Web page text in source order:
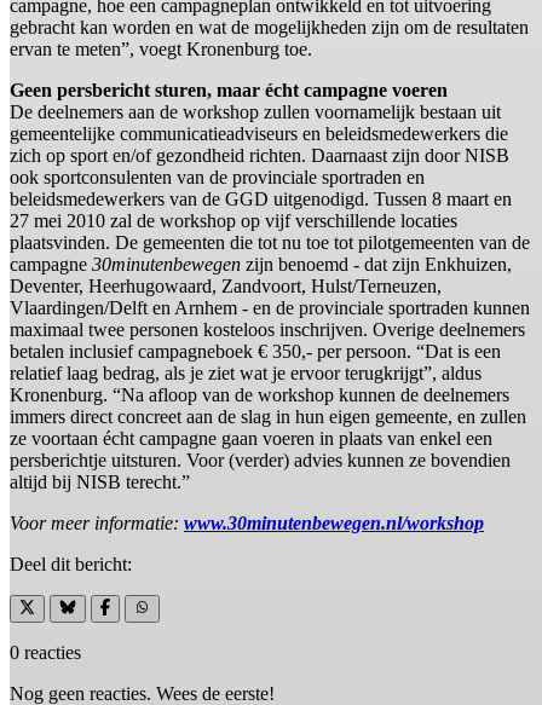
campagne, hoe een campagneplan ontwikkeld en tot uitvoering
gebracht kan worden en wat de mogelijkheden zijn om de resultaten
ervan te meten”, voegt Kronenburg toe.
Geen persbericht sturen, maar écht campagne voeren
De deelnemers aan de workshop zullen voornamelijk bestaan uit
gemeentelijke communicatieadviseurs en beleidsmedewerkers die
zich op sport en/of gezondheid richten. Daarnaast zijn door NISB
ook sportconsulenten van de provinciale sportraden en
beleidsmedewerkers van de GGD uitgenodigd. Tussen 8 maart en
27 mei 2010 zal de workshop op vijf verschillende locaties
plaatsvinden. De gemeenten die tot nu toe tot pilotgemeenten van de
campagne 30minutenbewegen zijn benoemd - dat zijn Enkhuizen,
Deventer, Heerhugowaard, Zandvoort, Hulst/Terneuzen,
Vlaardingen/Delft en Arnhem - en de provinciale sportraden kunnen
maximaal twee personen kosteloos inschrijven. Overige deelnemers
betalen inclusief campagneboek € 350,- per persoon. “Dat is een
relatief laag bedrag, als je ziet wat je ervoor terugkrijgt”, aldus
Kronenburg. “Na afloop van de workshop kunnen de deelnemers
immers direct concreet aan de slag in hun eigen gemeente, en zullen
ze voortaan écht campagne gaan voeren in plaats van enkel een
persberichtje uitsturen. Voor (verder) advies kunnen ze bovendien
altijd bij NISB terecht.”
Voor meer informatie: www.30minutenbewegen.nl/workshop
Deel dit bericht:
0 reacties
Nog geen reacties. Wees de eerste!